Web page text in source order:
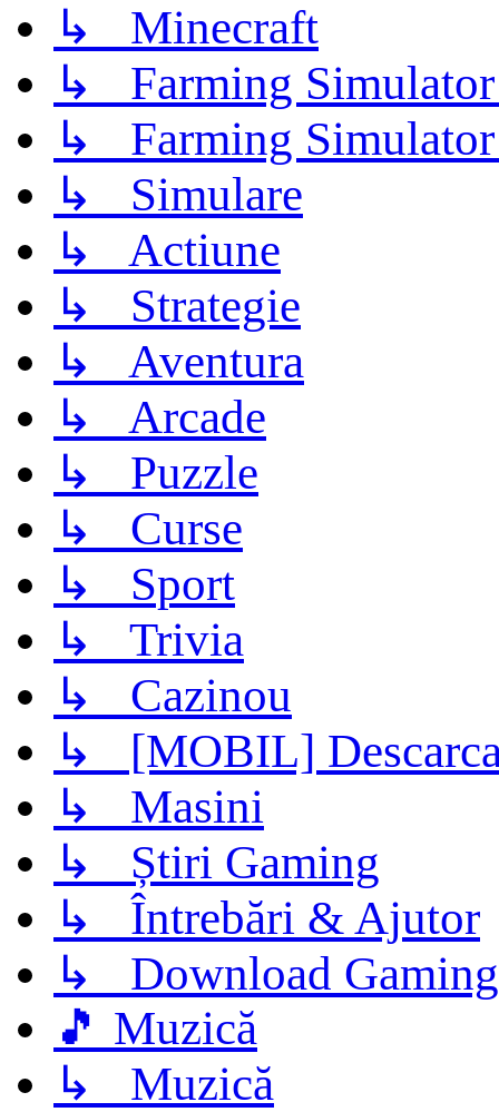
↳ Minecraft
↳ Farming
↳ Farming
↳ Simulare
↳ Actiune
↳ Strategie
↳ Aventura
↳ Arcade
↳ Puzzle
↳ Curse
↳ Sport
↳ Trivia
↳ Cazinou
↳ [MOBIL]
↳ Masini
↳ Știri Gaming
↳ Întrebări & Ajutor
↳ Download Gaming
🎵 Muzică
↳ Muzică